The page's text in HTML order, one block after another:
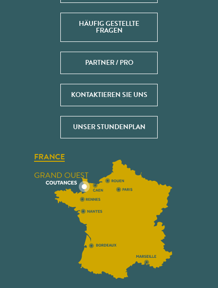
HÄUFIG GESTELLTE
FRAGEN
PARTNER / PRO
KONTAKTIEREN SIE UNS
UNSER STUNDENPLAN
FRANCE
GRAND OUEST